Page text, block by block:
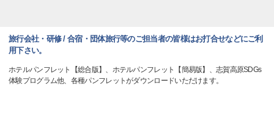
旅行会社・研修 / 合宿・団体旅行等のご担当者の皆様はお打合せなどにご利
用下さい。
ホテルパンフレット【総合版】、ホテルパンフレット【簡易版】、志賀高原SDGs
体験プログラム他、各種パンフレットがダウンロードいただけます。